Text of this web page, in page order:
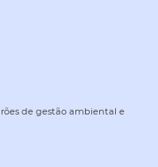
de gestão ambiental e